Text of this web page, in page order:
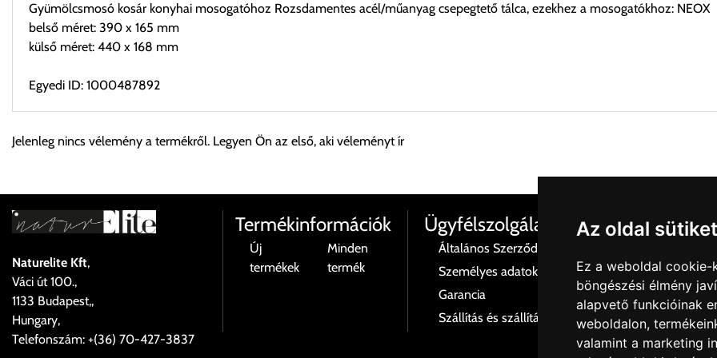
Az oldal
Ez a weboldal
böngészési élmény
alapvető funkcióinak
weboldalon,
valamint a marketing
Gyümölcsmosó kosár konyhai mosogatóhoz Rozsdamentes acél/műanyag csepegtető tálca, ezekhez a mosogatókhoz: NEOX
belső méret: 390 x 165 mm
külső méret: 440 x 168 mm
Egyedi ID: 1000487892
Személyes átvétel:
Önnek lehetősége van rendelését a beérkezést követően ingyenesen átvenni Budapesti Cégcsoportunk Stúdiójában előre
Cím:1133 Budapest, Váci út 100.
Szállítási díjak:
Az oldalunkon rendelés esetén, amennyiben szállítást is kér, úgy esetenként több lehetőséget ajánl fel a program. Kérjük, a
válassza ki.
Amennyiben nem biztos választásában, vagy a program automatikusan nem ajánl fel szállítási költséget, úgy válassza a 0.-
majd visszaigazolják a szállítás költségét.
Jelenleg nincs vélemény a termékről. Legyen Ön az első, aki véleményt ír
Naturelite Kft,
Váci út 100.,
1133 Budapest,,
Hungary,
Telefonszám: +(36) 70-427-3837
Termékinformációk
Új
termékek
Minden
termék
Ügyfélszolgálat
Általános Szerződési Feltételek
Személyes adatok és azok kezelése
Garancia
Szállítás és szállítási költségek